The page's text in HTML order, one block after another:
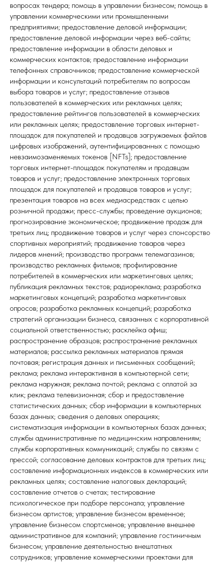
вопросах тендера; помощь в управлении бизнесом; помощь в
управлении коммерческими или промышленными
предприятиями; предоставление деловой информации;
предоставление деловой информации через веб-сайты;
предоставление информации в области деловых и
коммерческих контактов; предоставление информации
телефонных справочников; предоставление коммерческой
информации и консультаций потребителям по вопросам
выбора товаров и услуг; предоставление отзывов
пользователей в коммерческих или рекламных целях;
предоставление рейтингов пользователей в коммерческих
или рекламных целях; предоставление торговых интернет-
площадок для покупателей и продавцов загружаемых файлов
цифровых изображений, аутентифицированных с помощью
невзаимозаменяемых токенов [NFTs]; предоставление
торговых интернет-площадок покупателям и продавцам
товаров и услуг; предоставление электронных торговых
площадок для покупателей и продавцов товаров и услуг;
презентация товаров на всех медиасредствах с целью
розничной продажи; пресс-службы; проведение аукционов;
прогнозирование экономическое; продвижение продаж для
третьих лиц; продвижение товаров и услуг через спонсорство
спортивных мероприятий; продвижение товаров через
лидеров мнений; производство программ телемагазинов;
производство рекламных фильмов; профилирование
потребителей в коммерческих или маркетинговых целях;
публикация рекламных текстов; радиореклама; разработка
маркетинговых концепций; разработка маркетинговых
опросов; разработка рекламных концепций; разработка
стратегий организации бизнеса, связанных с корпоративной
социальной ответственностью; расклейка афиш;
распространение образцов; распространение рекламных
материалов; рассылка рекламных материалов прямая
почтовая; регистрация данных и письменных сообщений;
реклама; реклама интерактивная в компьютерной сети;
реклама наружная; реклама почтой; реклама с оплатой за
клик; реклама телевизионная; сбор и предоставление
статистических данных; сбор информации в компьютерных
базах данных; сведения о деловых операциях;
систематизация информации в компьютерных базах данных;
службы административные по медицинским направлениям;
службы корпоративных коммуникаций; службы по связям с
прессой; согласование деловых контрактов для третьих лиц;
составление информационных индексов в коммерческих или
рекламных целях; составление налоговых деклараций;
составление отчетов о счетах; тестирование
психологическое при подборе персонала; управление
бизнесом артистов; управление бизнесом временное;
управление бизнесом спортсменов; управление внешнее
административное для компаний; управление гостиничным
бизнесом; управление деятельностью внештатных
сотрудников; управление коммерческими проектами для